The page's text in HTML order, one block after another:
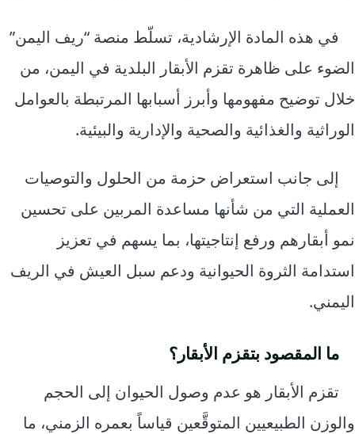
في هذه المادة الإرشادية، تسلّط منصة “ريف اليمن”
الضوء على ظاهرة تقزم الأبقار البلدية في اليمن، من
خلال توضيح مفهومها وأبرز أسبابها المرتبطة بالعوامل
الوراثية والغذائية والصحية والإدارية والبيئية.
إلى جانب استعراض حزمة من الحلول والتوصيات
العملية التي من شأنها مساعدة المربين على تحسين
نمو أبقارهم ورفع إنتاجيتها، بما يسهم في تعزيز
استدامة الثروة الحيوانية ودعم سبل العيش في الريف
اليمني.
ما المقصود بتقزم الأبقار؟
تقزم الأبقار هو عدم وصول الحيوان إلى الحجم
والوزن الطبيعيين المتوقَّعين قياساً بعمره الزمني، ما